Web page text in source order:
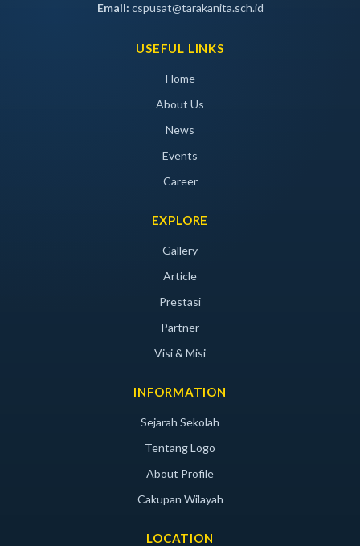
Email: cspusat@tarakanita.sch.id
USEFUL LINKS
Home
About Us
News
Events
Career
EXPLORE
Gallery
Article
Prestasi
Partner
Visi & Misi
INFORMATION
Sejarah Sekolah
Tentang Logo
About Profile
Cakupan Wilayah
LOCATION